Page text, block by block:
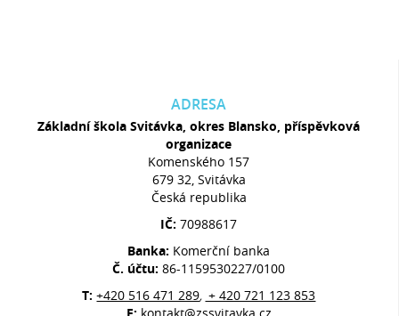
ADRESA
Základní škola Svitávka, okres Blansko, příspěvková
organizace
Komenského 157
679 32, Svitávka
Česká republika
IČ:70988617
Banka: Komerční banka
Č. účtu:86-1159530227/0100
T:+420 516 471 289, + 420 721 123 853